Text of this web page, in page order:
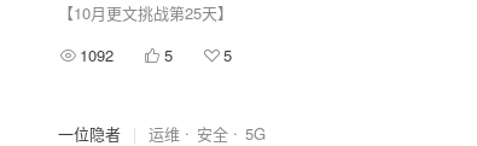
【10月更文挑战第25天】
1092
5 5
一位隐者 | 运维 安全 5G